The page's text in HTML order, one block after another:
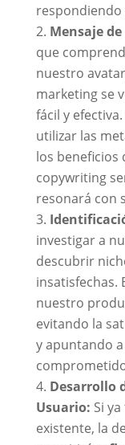
respondiendo
Mensaje
que
nuestro
marketing se
fácil y
utilizar las
los beneficios
copywriting
resonará con
investigar a
descubrir
insatisfechas.
nuestro
evitando la
y apuntando
Desarrollo
Usuario: Si
existente, la